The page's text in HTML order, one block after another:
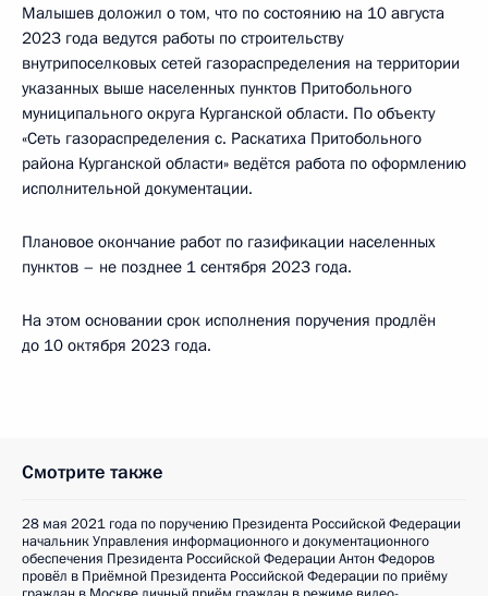
Малышев доложил о том, что по состоянию на 10 августа
2023 года ведутся работы по строительству
внутрипоселковых сетей газораспределения на территории
указанных выше населенных пунктов Притобольного
муниципального округа Курганской области. По объекту
«Сеть газораспределения с. Раскатиха Притобольного
района Курганской области» ведётся работа по оформлению
исполнительной документации.
Плановое окончание работ по газификации населенных
пунктов – не позднее 1 сентября 2023 года.
На этом основании срок исполнения поручения продлён
до 10 октября 2023 года.
Смотрите также
28 мая 2021 года по поручению Президента Российской Федерации
начальник Управления информационного и документационного
обеспечения Президента Российской Федерации Антон Федоров
провёл в Приёмной Президента Российской Федерации по приёму